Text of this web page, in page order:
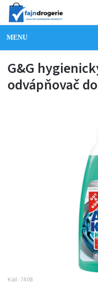
G&G
odvápňovač
Kód: 7408